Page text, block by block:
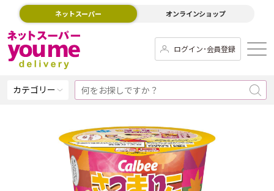
ネットスーパー オンラインショップ
ログイン･会員登録
カテゴリー